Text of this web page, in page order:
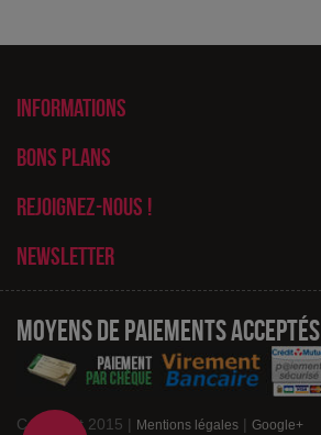
Informations
Bons plans
Rejoignez-nous !
Newsletter
Moyens de paiements acceptés
Copyright 2015 | Mentions légales | Google+